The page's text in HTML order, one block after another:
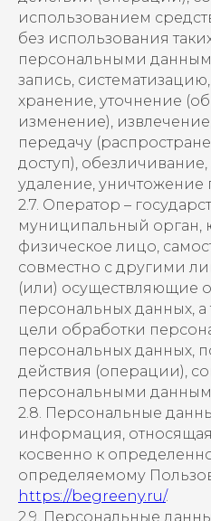
использованием
без использования
персональными
запись,
хранение, уточнение
изменение),
передачу
доступ),
удаление, уничтожение
2.7. Оператор –
муниципальный орган,
физическое лицо,
совместно с другими
(или) осуществляющие
персональных данных,
цели обработки
персональных данных,
действия (операции),
персональными
2.8. Персональные
информация,
косвенно к
определяемому
https://begreeny.ru/.
2.9. Персональные